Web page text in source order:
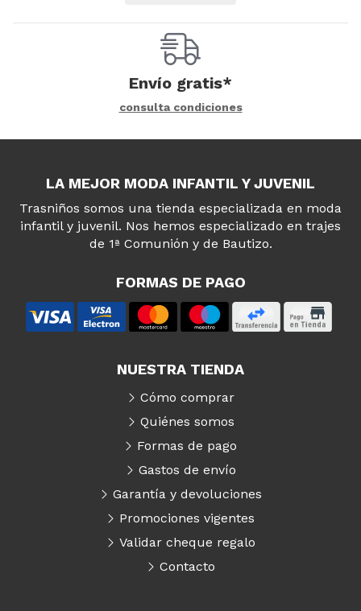
Envío gratis*
consulta condiciones
LA MEJOR MODA INFANTIL Y JUVENIL
Trasniños somos una tienda especializada en moda
infantil y juvenil. Nos hemos especializado en trajes
de 1ª Comunión y de Bautizo.
FORMAS DE PAGO
NUESTRA TIENDA
Cómo comprar
Quiénes somos
Formas de pago
Gastos de envío
Garantía y devoluciones
Promociones vigentes
Validar cheque regalo
Contacto